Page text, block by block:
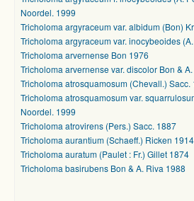
Noordel. 1999
Tricholoma argyraceum var. albidum (Bon)
Tricholoma argyraceum var. inocybeoides
Tricholoma arvernense Bon 1976
Tricholoma arvernense var. discolor Bon &
Tricholoma atrosquamosum (Chevall.) Sacc.
Tricholoma atrosquamosum var.
Noordel. 1999
Tricholoma atrovirens (Pers.) Sacc. 1887
Tricholoma aurantium (Schaeff.) Ricken 1914
Tricholoma auratum (Paulet : Fr.) Gillet 1874
Tricholoma basirubens Bon & A. Riva 1988